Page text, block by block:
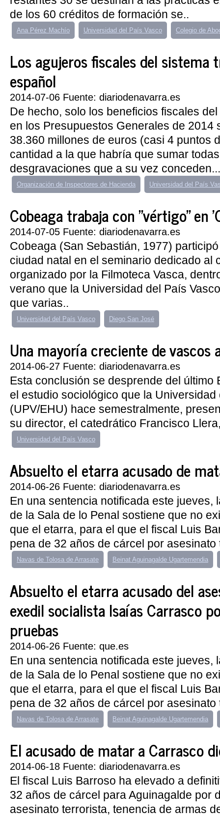
de los 60 créditos de formación se..
Ana Pérez Machío Universidad del País Vasco Colegio de
Los agujeros fiscales del sistema
español
2014-07-06 Fuente: diariodenavarra.es
De hecho, solo los beneficios fiscales
en los Presupuestos Generales de 2014
38.360 millones de euros (casi 4 puntos
cantidad a la que habría que sumar
desgravaciones que a su vez conceden...
Organización de Inspectores de Hacienda Universidad del País
Cobeaga trabaja con "vértigo" en
2014-07-05 Fuente: diariodenavarra.es
Cobeaga (San Sebastián, 1977)
ciudad natal en el seminario dedicado al
organizado por la Filmoteca Vasca,
verano que la Universidad del País
que varias..
Universidad del País Vasco Diego San José
Una mayoría creciente de vascos
2014-06-27 Fuente: diariodenavarra.es
Esta conclusión se desprende del último
el estudio sociológico que la Universidad
(UPV/EHU) hace semestralmente,
su director, el catedrático Francisco
Universidad del País Vasco
Absuelto el etarra acusado de
2014-06-26 Fuente: diariodenavarra.es
En una sentencia notificada este jueves,
de la Sala de lo Penal sostiene que no
que el etarra, para el que el fiscal Luis
pena de 32 años de cárcel por asesinato
Navas de Tolosa de Arrasate Beinat Aguinagalde Ugartemendia
Absuelto el etarra acusado del
exedil socialista Isaías Carrasco
pruebas
2014-06-26 Fuente: que.es
En una sentencia notificada este jueves,
de la Sala de lo Penal sostiene que no
que el etarra, para el que el fiscal Luis
pena de 32 años de cárcel por asesinato
Navas de Tolosa de Arrasate Beinat Aguinagalde Ugartemendia
El acusado de matar a Carrasco
2014-06-18 Fuente: diariodenavarra.es
El fiscal Luis Barroso ha elevado a
32 años de cárcel para Aguinagalde por
asesinato terrorista, tenencia de armas